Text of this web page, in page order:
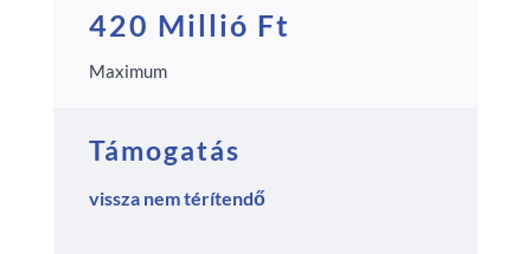
420 Millió Ft
Maximum
Támogatás
vissza nem térítendő